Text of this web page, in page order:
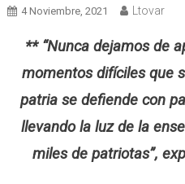
4 Noviembre, 2021 Ltovar
** “Nunca dejamos de
momentos difíciles que
patria se defiende con
llevando la luz de la
miles de patriotas”,